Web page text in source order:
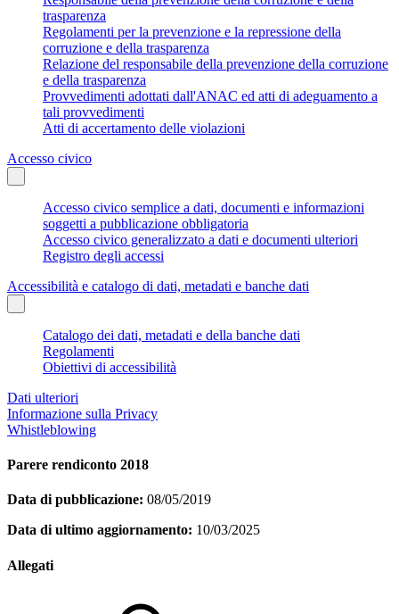
trasparenza
Regolamenti per la prevenzione e la repressione della
corruzione e della trasparenza
Relazione del responsabile della prevenzione della corruzione
e della trasparenza
Provvedimenti adottati dall'ANAC ed atti di adeguamento a
tali provvedimenti
Atti di accertamento delle violazioni
Accesso civico
Accesso civico semplice a dati, documenti e informazioni
soggetti a pubblicazione obbligatoria
Accesso civico generalizzato a dati e documenti ulteriori
Registro degli accessi
Accessibilità e catalogo di dati, metadati e banche dati
Catalogo dei dati, metadati e della banche dati
Regolamenti
Obiettivi di accessibilità
Dati ulteriori
Informazione sulla Privacy
Whistleblowing
Parere rendiconto 2018
Data di pubblicazione: 08/05/2019
Data di ultimo aggiornamento: 10/03/2025
Allegati